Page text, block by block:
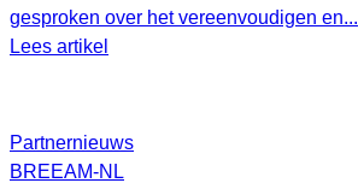
gesproken over het vereenvoudigen en...
Lees artikel
Partnernieuws
BREEAM-NL